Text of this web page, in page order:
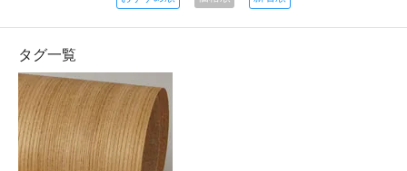
タグ一覧